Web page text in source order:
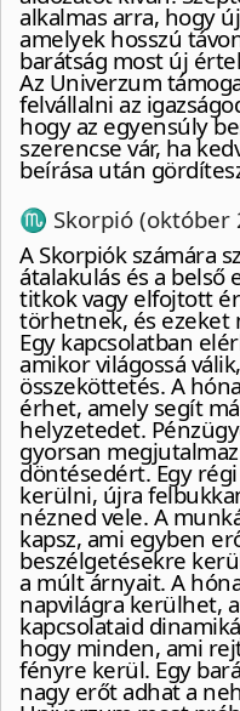
alkalmas arra, hogy
amelyek hosszú
barátság most új
Az Univerzum
felvállalni az
hogy az egyensúly
szerencse vár, ha
beírása után
♏ Skorpió (október
A Skorpiók számára
átalakulás és a belső
titkok vagy elfojtott
törhetnek, és ezeket
Egy kapcsolatban
amikor világossá
összeköttetés. A
érhet, amely segít
helyzetedet.
gyorsan
döntésedért. Egy
kerülni, újra
nézned vele. A
kapsz, ami egyben
beszélgetésekre
a múlt árnyait. A
napvilágra kerülhet,
kapcsolataid
hogy minden, ami
fényre kerül. Egy
nagy erőt adhat a